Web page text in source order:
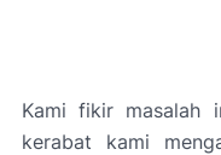
Kami fikir masalah
kerabat kami